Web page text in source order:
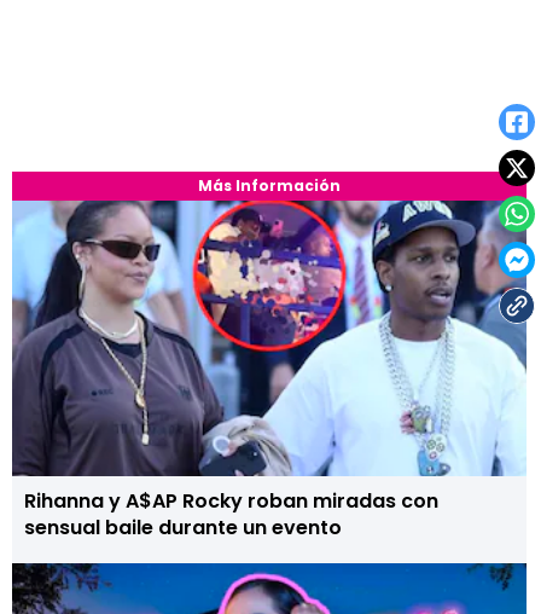
Más Información
Rihanna y A$AP Rocky roban miradas con
sensual baile durante un evento